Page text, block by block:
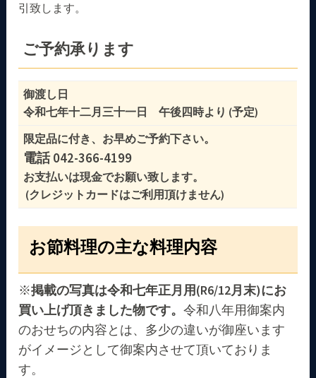
引致します。
ご予約承ります
御渡し日
令和七年十二月三十一日 午後四時より (予定)
限定品に付き、お早めご予約下さい。
電話 042-366-4199
お支払いは現金でお願い致します。
(クレジットカードはご利用頂けません)
お節料理の主な料理内容
※掲載の写真は令和七年正月用(R6/12月末)にお
買い上げ頂きました物です。令和八年用御案内
のおせちの内容とは、多少の違いが御座います
がイメージとして御案内させて頂いておりま
す。